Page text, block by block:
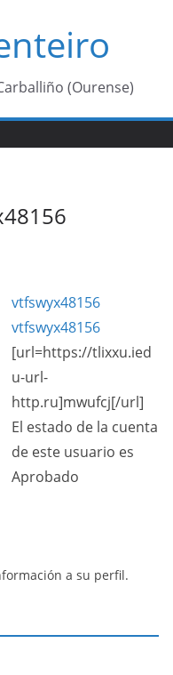
(Ourense)
vtfswyx48156
vtfswyx48156
[url=https://tlixxu.ied
u-url-
http.ru]mwufcj[/url]
El estado de la cuenta
de este usuario es
Aprobado
a su perfil.